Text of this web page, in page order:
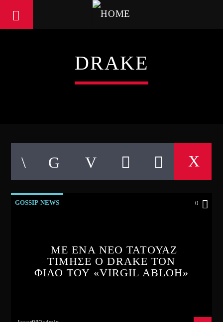
DRAKE
GOSSIP-NEWS 0
ΜΕ ΕΝΑ ΝΕΟ ΤΑΤΟΥΑΖ
ΤΙΜΗΣΕ Ο DRAKE ΤΟΝ
ΦΙΛΟ ΤΟΥ «VIRGIL ABLOH»